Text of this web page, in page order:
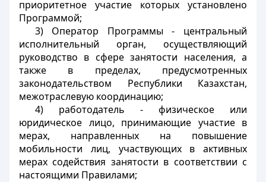
приоритетное участие которых установлено
Программой;
3) Оператор Программы - центральный
исполнительный орган, осуществляющий
руководство в сфере занятости населения, а
также в пределах, предусмотренных
законодательством Республики Казахстан,
межотраслевую координацию;
4) работодатель - физическое или
юридическое лицо, принимающие участие в
мерах, направленных на повышение
мобильности лиц, участвующих в активных
мерах содействия занятости в соответствии с
настоящими Правилами;